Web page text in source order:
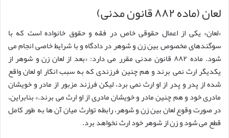
لعان (ماده ۸۸۲ قانون مدنی)
«لعان» یکی از اعمال حقوقی خاص در فقه و حقوق خانواده است که با
سوگندهای مخصوص بین زن و شوهر در دادگاه و با شرایط خاصی انجام می
شود. ماده ۸۸۲ قانون مدنی مقرر می دارد: «بعد از لعان زن و شوهر از
یکدیگر ارث نمی برند و هم چنین فرزندی که به سبب انکار او لعان واقع
شده از پدر و پدر از او ارث نمی برد، لیکن فرزند مزبور از مادر و خویشان
مادری خود و هم چنین مادر و خویشان مادری از او ارث می برند.» بنابراین،
در صورت وقوع لعان بین زن و شوهر، رابطه توارث میان آن ها به طور کامل
قطع می شود و زن از شوهر خود ارث نخواهد برد.